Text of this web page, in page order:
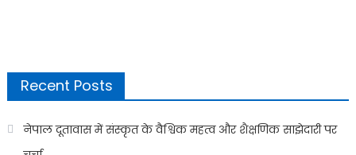
Recent Posts
नेपाल दूतावास में संस्कृत के वैश्विक महत्व और शैक्षणिक साझेदारी पर